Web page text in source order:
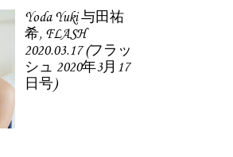
Yoda Yuki 与田祐
希, FLASH
2020.03.17 (フラッ
シュ 2020年3月17
日号)